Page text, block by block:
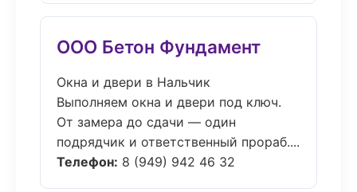
ООО Бетон Фундамент
Окна и двери в Нальчик
Выполняем окна и двери под ключ.
От замера до сдачи — один
подрядчик и ответственный прораб....
Телефон: 8 (949) 942 46 32